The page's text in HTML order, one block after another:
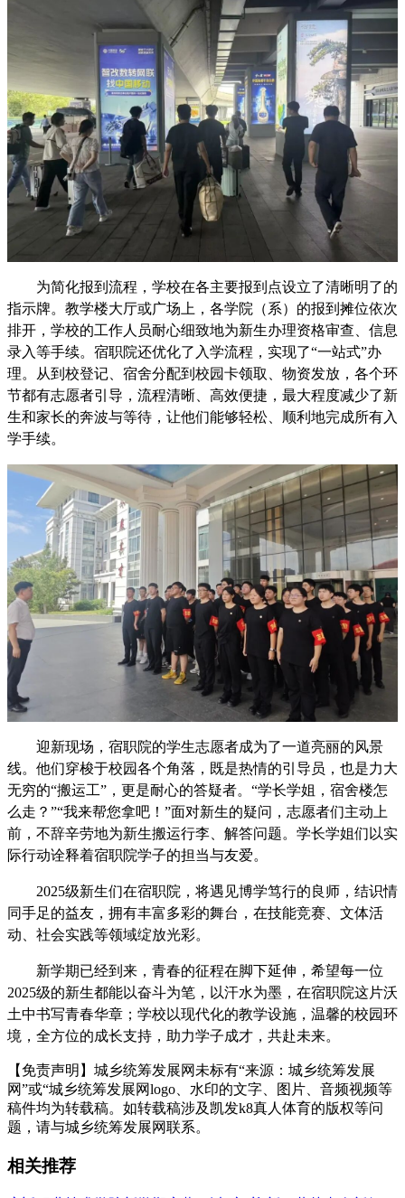
为简化报到流程，学校在各主要报到点设立了清晰明了的
指示牌。教学楼大厅或广场上，各学院（系）的报到摊位依次
排开，学校的工作人员耐心细致地为新生办理资格审查、信息
录入等手续。宿职院还优化了入学流程，实现了“一站式”办
理。从到校登记、宿舍分配到校园卡领取、物资发放，各个环
节都有志愿者引导，流程清晰、高效便捷，最大程度减少了新
生和家长的奔波与等待，让他们能够轻松、顺利地完成所有入
学手续。
迎新现场，宿职院的学生志愿者成为了一道亮丽的风景
线。他们穿梭于校园各个角落，既是热情的引导员，也是力大
无穷的“搬运工”，更是耐心的答疑者。“学长学姐，宿舍楼怎
么走？”“我来帮您拿吧！”面对新生的疑问，志愿者们主动上
前，不辞辛劳地为新生搬运行李、解答问题。学长学姐们以实
际行动诠释着宿职院学子的担当与友爱。
2025级新生们在宿职院，将遇见博学笃行的良师，结识情
同手足的益友，拥有丰富多彩的舞台，在技能竞赛、文体活
动、社会实践等领域绽放光彩。
新学期已经到来，青春的征程在脚下延伸，希望每一位
2025级的新生都能以奋斗为笔，以汗水为墨，在宿职院这片沃
土中书写青春华章；学校以现代化的教学设施，温馨的校园环
境，全方位的成长支持，助力学子成才，共赴未来。
【免责声明】城乡统筹发展网未标有“来源：城乡统筹发展
网”或“城乡统筹发展网logo、水印的文字、图片、音频视频等
稿件均为转载稿。如转载稿涉及凯发k8真人体育的版权等问
题，请与城乡统筹发展网联系。
相关推荐